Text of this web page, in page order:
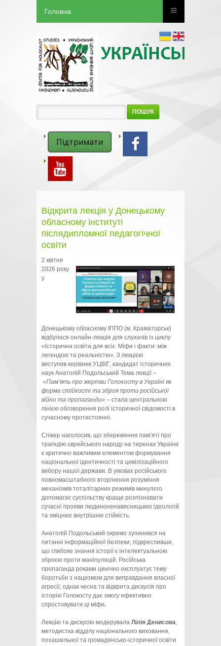
Головна
ПОШУК
Підтримати
Відкрита лекція у Донецькому
обласному інституті
післядипломної педагогічної
освіти
2 квітня
2026 року
у
Донецькому обласному ІППО (м. Краматорськ)
відбулася онлайн-лекція для слухачів із циклу
«Історична освіта для всіх. Міфи і факти: між
легендою та реальністю». З лекцією
виступив керівник УЦВІГ, кандидат історичних
наук Анатолій Подольський Тема лекції –
«Пам’ять про жертви Голокосту в Україні як
форма стійкості та зброя проти російської
війни та пропаганди» – стала центральною
лінією обговорення ролі історичної свідомості в
сучасному протистоянні.
Спікер наголосив, що збереження пам’яті про
трагедію єврейського народу на теренах України
є критично важливим елементом формування
національної ідентичності та цивілізаційного
вибору нашої держави. В умовах російського
повномасштабного вторгнення розуміння
механізмів тоталітарних режимів минулого
допомагає суспільству краще розпізнавати
сучасні прояви людиноненависницьких ідеологій
та зміцнює внутрішню стійкість.
Анатолій Подольський окремо зупинився на
питанні інформаційної безпеки, підкресливши,
що глибоке знання історії є інтелектуальною
зброєю проти маніпуляцій. Російська
пропаганда роками цинічно експлуатує тему
боротьби з нацизмом для виправдання власної
агресії, однак чесна та відкрита дискусія про
історію Голокосту дає змогу ефективно
спростовувати ці міфи.
Лекцію та дискусію модерувала Лілія Денисова,
методистка відділу національного виховання,
позашкільної та громадянсько-історичної освіти